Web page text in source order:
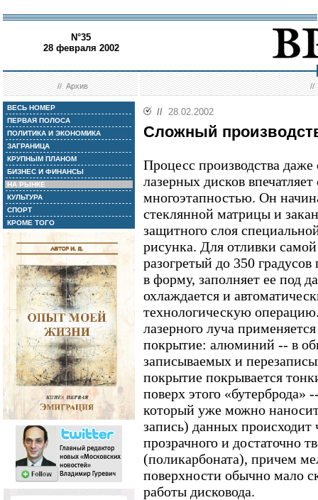
N°35
28 февраля 2002
//Архив //
ВЕСЬ НОМЕР
ПЕРВАЯ ПОЛОСА
ПОЛИТИКА И ЭКОНОМИКА
ЗАГРАНИЦА
КРУПНЫМ ПЛАНОМ
БИЗНЕС И ФИНАНСЫ
НА РЫНКЕ
КУЛЬТУРА
СПОРТ
КРОМЕ ТОГО
// 28.02.2002
Сложный
Процесс производства
лазерных дисков
многоэтапностью. Он
стеклянной матрицы и
защитного слоя
рисунка. Для отливки
разогретый до 350
в форму, заполняет ее под
охлаждается и
технологическую
лазерного луча
покрытие: алюминий -- в
записываемых и
покрытие покрывается
поверх этого
который уже можно
запись) данных
прозрачного и достаточно
(поликарбоната), причем
поверхности обычно мало
работы дисковода.